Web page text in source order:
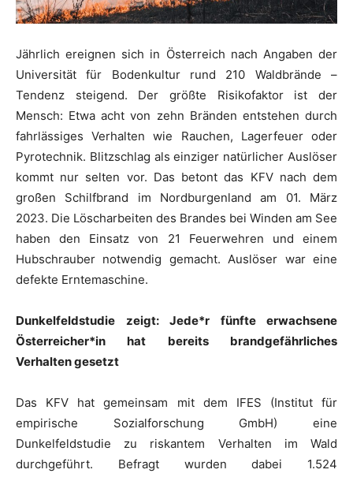
Jährlich ereignen sich in Österreich nach Angaben der
Universität für Bodenkultur rund 210 Waldbrände –
Tendenz steigend. Der größte Risikofaktor ist der
Mensch: Etwa acht von zehn Bränden entstehen durch
fahrlässiges Verhalten wie Rauchen, Lagerfeuer oder
Pyrotechnik. Blitzschlag als einziger natürlicher Auslöser
kommt nur selten vor. Das betont das KFV nach dem
großen Schilfbrand im Nordburgenland am 01. März
2023. Die Löscharbeiten des Brandes bei Winden am See
haben den Einsatz von 21 Feuerwehren und einem
Hubschrauber notwendig gemacht. Auslöser war eine
defekte Erntemaschine.
Dunkelfeldstudie zeigt: Jede*r fünfte erwachsene
Österreicher*in hat bereits brandgefährliches
Verhalten gesetzt
Das KFV hat gemeinsam mit dem IFES (Institut für
empirische Sozialforschung GmbH) eine
Dunkelfeldstudie zu riskantem Verhalten im Wald
durchgeführt. Befragt wurden dabei 1.524